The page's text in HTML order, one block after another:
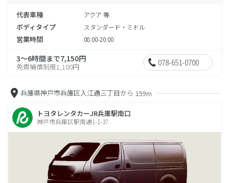
代表車種 アクア 等
ボディタイプ スタンダード・ミドル
営業時間 08:00-20:00
3～6時間まで7,150円
免責補償制度1,100円 078-651-0700
兵庫県神戸市兵庫区入江通三丁目から 159m
トヨタレンタカーJR兵庫駅南口
神戸市兵庫区駅南通1-1-37